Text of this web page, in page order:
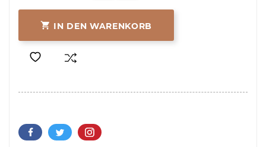
 IN DEN WARENKORB